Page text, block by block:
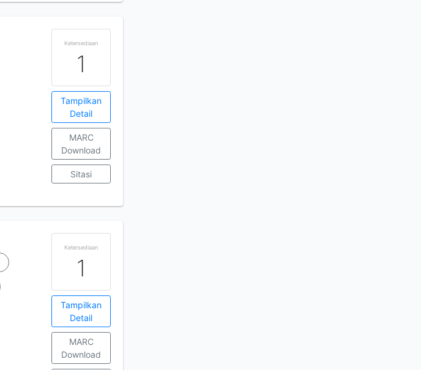
Ketersediaan
1
Tampilkan
Detail
MARC
Download
Sitasi
Ketersediaan
1
Tampilkan
Detail
MARC
Download